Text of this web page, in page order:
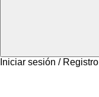
Iniciar sesión / Registro